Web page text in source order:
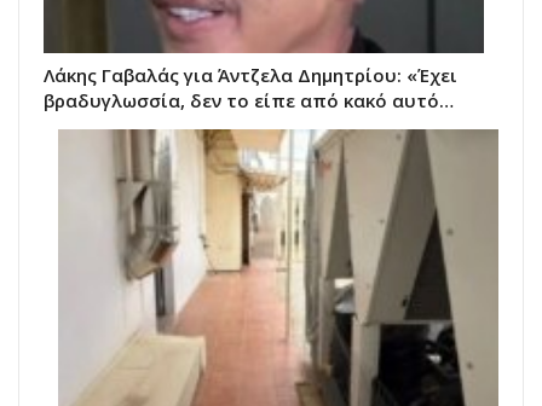
Λάκης Γαβαλάς για Άντζελα Δημητρίου: «Έχει
βραδυγλωσσία, δεν το είπε από κακό αυτό…